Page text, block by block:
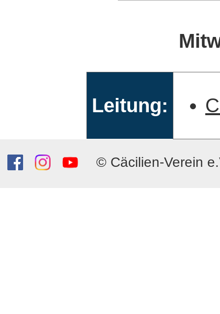
Leitung:
© Cäcilien-Verein